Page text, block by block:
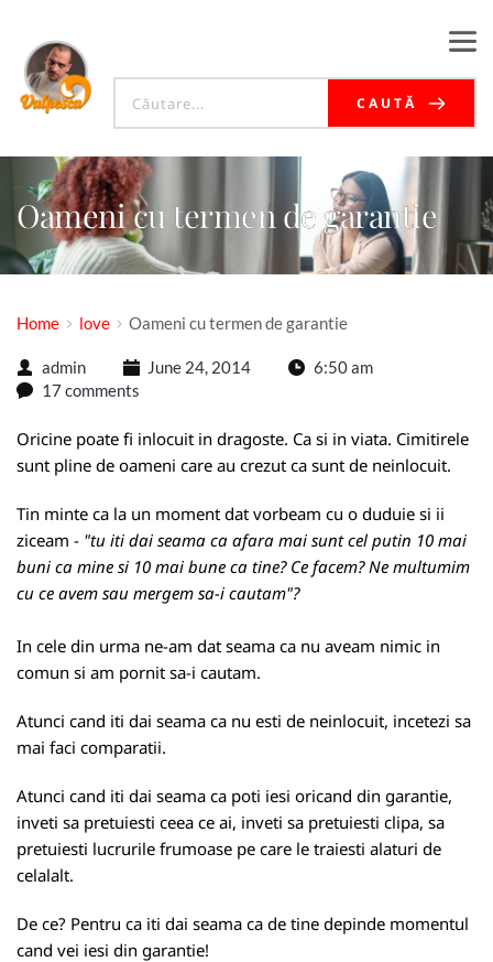
CAUTĂ
Oameni cu termen de garantie
Home love Oameni cu termen de garantie
admin June 24, 2014
6:50 am
17 comments
Oricine poate fi inlocuit in dragoste. Ca si in viata. Cimitirele
sunt pline de oameni care au crezut ca sunt de neinlocuit.
Tin minte ca la un moment dat vorbeam cu o duduie si ii
ziceam - "tu iti dai seama ca afara mai sunt cel putin 10 mai
buni ca mine si 10 mai bune ca tine? Ce facem? Ne multumim
cu ce avem sau mergem sa-i cautam"?
In cele din urma ne-am dat seama ca nu aveam nimic in
comun si am pornit sa-i cautam.
Atunci cand iti dai seama ca nu esti de neinlocuit, incetezi sa
mai faci comparatii.
Atunci cand iti dai seama ca poti iesi oricand din garantie,
inveti sa pretuiesti ceea ce ai, inveti sa pretuiesti clipa, sa
pretuiesti lucrurile frumoase pe care le traiesti alaturi de
celalalt.
De ce? Pentru ca iti dai seama ca de tine depinde momentul
cand vei iesi din garantie!